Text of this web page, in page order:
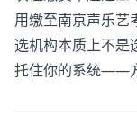
用缴至南京声乐艺
选机构本质上不是
托住你的系统——